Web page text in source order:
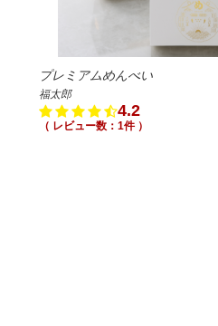
プレミアムめんべい
福太郎
4.2
（ レビュー数：1件 ）